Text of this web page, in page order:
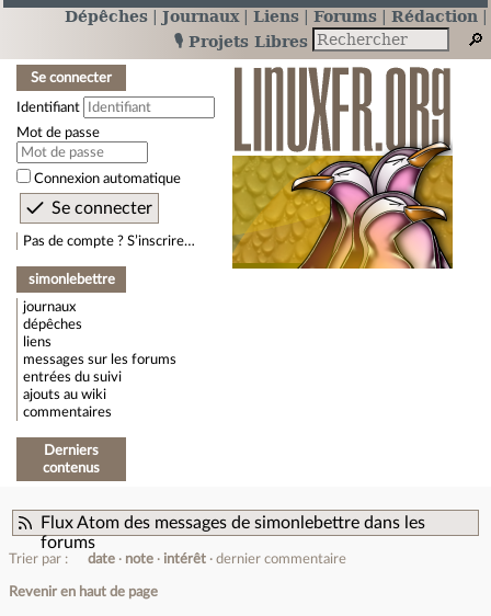
Dépêches Journaux Liens Forums
Rédaction
🎙️ Projets Libres
Se connecter
Identifiant
Mot de passe
Connexion automatique
Pas de compte ? S’inscrire…
simonlebettre
journaux
dépêches
liens
messages sur les forums
entrées du suivi
ajouts au wiki
commentaires
Derniers
contenus
Flux Atom des messages de simonlebettre dans les
forums
Trier par : date note intérêt dernier commentaire
Revenir en haut de page